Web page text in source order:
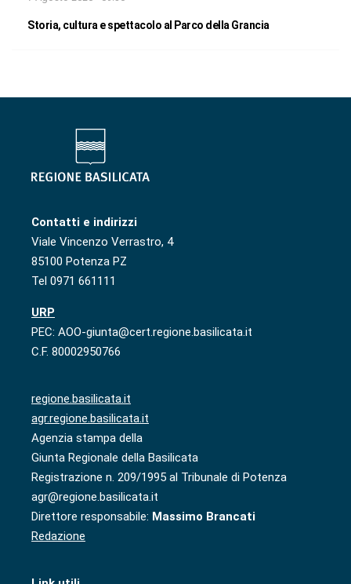
Storia, cultura e spettacolo al Parco della Grancia
Contatti e indirizzi
Viale Vincenzo Verrastro, 4
85100 Potenza PZ
Tel 0971 661111
URP
PEC: AOO-giunta@cert.regione.basilicata.it
C.F. 80002950766
regione.basilicata.it
agr.regione.basilicata.it
Agenzia stampa della
Giunta Regionale della Basilicata
Registrazione n. 209/1995 al Tribunale di Potenza
agr@regione.basilicata.it
Direttore responsabile: Massimo Brancati
Redazione